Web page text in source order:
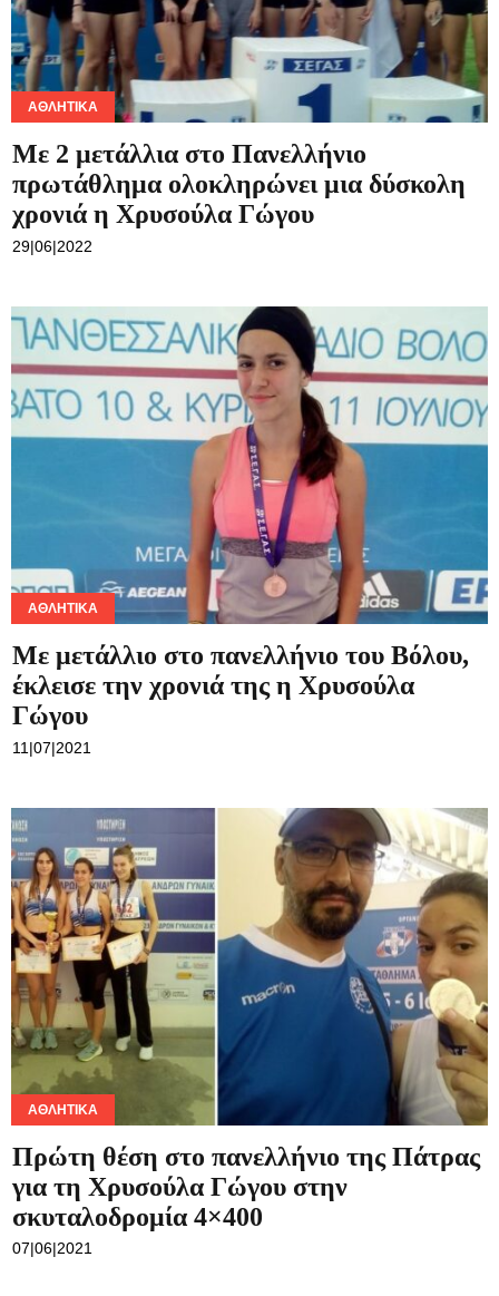
ΑΘΛΗΤΙΚΆ
Με 2 μετάλλια στο Πανελλήνιο
πρωτάθλημα ολοκληρώνει μια δύσκολη
χρονιά η Χρυσούλα Γώγου
29|06|2022
ΑΘΛΗΤΙΚΆ
Με μετάλλιο στο πανελλήνιο του Βόλου,
έκλεισε την χρονιά της η Χρυσούλα
Γώγου
11|07|2021
ΑΘΛΗΤΙΚΆ
Πρώτη θέση στο πανελλήνιο της Πάτρας
για τη Χρυσούλα Γώγου στην
σκυταλοδρομία 4×400
07|06|2021